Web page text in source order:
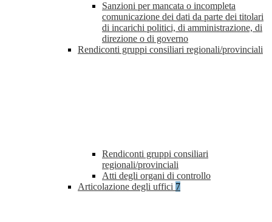
Sanzioni per mancata o incompleta
comunicazione dei dati da parte dei titolari
di incarichi politici, di amministrazione, di
direzione o di governo
Rendiconti gruppi consiliari regionali/provinciali
Rendiconti gruppi consiliari
regionali/provinciali
Atti degli organi di controllo
Articolazione degli uffici 7